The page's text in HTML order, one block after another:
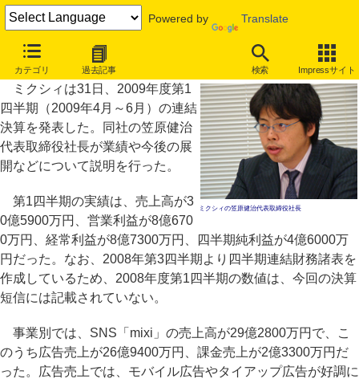
Powered by Translate
カテゴリ 過去記事 検索 Impressサイト
ミクシィ決算、モバイル広告やタイアップ広告が好調
ミクシィの笠原健治代表取締役社長
ミクシィは31日、2009年度第1
四半期（2009年4月～6月）の連結
決算を発表した。同社の笠原健治
代表取締役社長が業績や今後の展
開などについて説明を行った。
第1四半期の実績は、売上高が3
0億5900万円、営業利益が8億670
0万円、経常利益が8億7300万円、四半期純利益が4億6000万
円だった。なお、2008年第3四半期より四半期連結財務諸表を
作成しているため、2008年度第1四半期の数値は、今回の決算
短信には記載されていない。
事業別では、SNS「mixi」の売上高が29億2800万円で、こ
のうち広告売上が26億9400万円、課金売上が2億3300万円だ
った。広告売上では、モバイル広告やタイアップ広告が好調に